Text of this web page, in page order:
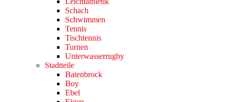
Schach
Schwimmen
Tennis
Tischtennis
Turnen
Unterwasserrugby
Stadtteile
Batenbrock
Boy
Ebel